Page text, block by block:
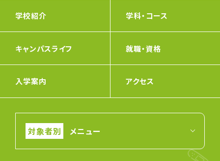
学校紹介 学科・コース
キャンパスライフ 就職・資格
入学案内 アクセス
メニュー